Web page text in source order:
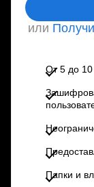
или
От 5 до
Папки и